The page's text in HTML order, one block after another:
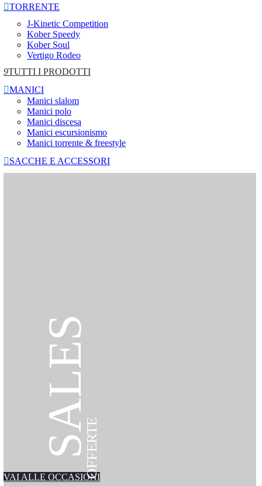
TORRENTE
J-Kinetic Competition
Kober Speedy
Kober Soul
Vertigo Rodeo
9TUTTI I PRODOTTI
MANICI
Manici slalom
Manici polo
Manici discesa
Manici escursionismo
Manici torrente & freestyle
SACCHE E ACCESSORI
SALESOFFERTE
VAI ALLE OCCASIONI